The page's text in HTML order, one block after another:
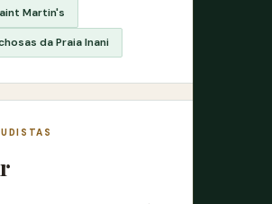
Martin's
da Praia Inani